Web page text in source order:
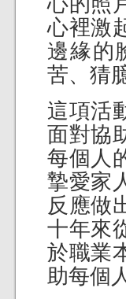
心裡激
邊緣的
苦、猜
這項活
面對協
每個人
摯愛家
反應做
十年來
於職業
助每個